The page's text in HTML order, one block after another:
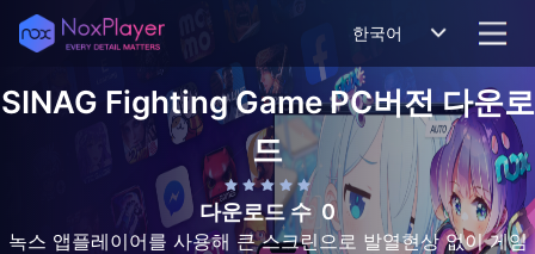
한국어
SINAG Fighting GamePC버전 다운로
드
다운로드 수 0
녹스 앱플레이어를 사용해 큰 스크린으로 발열현상 없이 게임